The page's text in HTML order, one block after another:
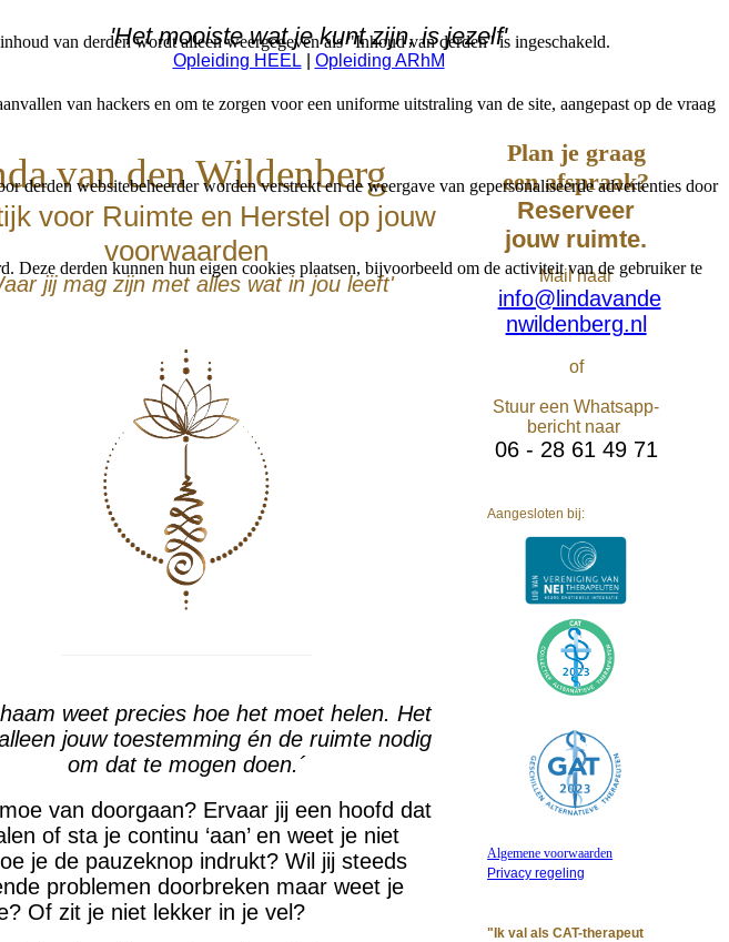
'Het mooiste wat je kunt zijn, is jezelf'
Opleiding HEEL Opleiding ARhM
van den Wildenberg
voor Ruimte en Herstel op jouw
voorwaarden
jij mag zijn met alles wat in jou leeft'
weet precies hoe het moet helen. Het
jouw toestemming én de ruimte nodig
om dat te mogen doen.´
van doorgaan? Ervaar jij een hoofd dat
of sta je continu ‘aan’ en weet je niet
je de pauzeknop indrukt? Wil jij steeds
problemen doorbreken maar weet je
Of zit je niet lekker in je vel?
Plan je graag
een afspraak?
Reserveer
jouw ruimte.
Mail naar
info@lindavande
nwildenberg.nl
of
Stuur een Whatsapp-
bericht naar
06 - 28 61 49 71
Aangesloten bij:
Algemene voorwaarden
Privacy regeling
"Ik val als CAT-therapeut
van derden wordt alleen weergegeven als "Inhoud van derden" is ingeschakeld.
van hackers en om te zorgen voor een uniforme uitstraling van de site, aangepast op de vraag
websitebeheerder worden verstrekt en de weergave van gepersonaliseerde advertenties door
derden kunnen hun eigen cookies plaatsen, bijvoorbeeld om de activiteit van de gebruiker te